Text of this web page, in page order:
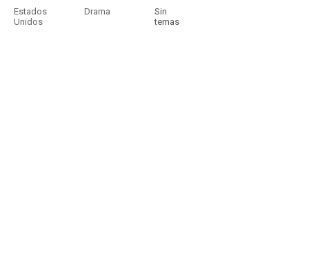
Estados
Unidos
Drama
Sin
temas